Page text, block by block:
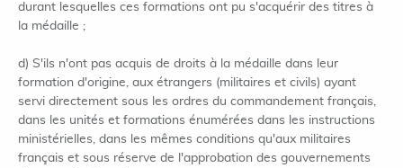
durant lesquelles ces formations ont pu s'acquérir des titres à
la médaille ;
d) S'ils n'ont pas acquis de droits à la médaille dans leur
formation d'origine, aux étrangers (militaires et civils) ayant
servi directement sous les ordres du commandement français,
dans les unités et formations énumérées dans les instructions
ministérielles, dans les mêmes conditions qu'aux militaires
français et sous réserve de l'approbation des gouvernements